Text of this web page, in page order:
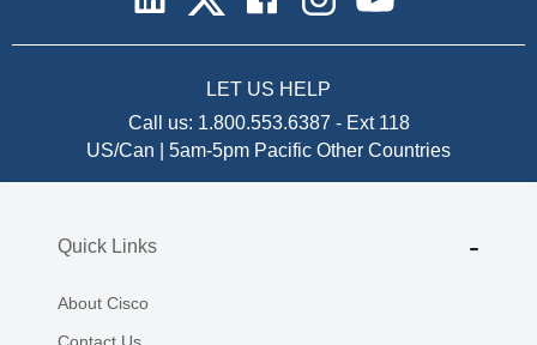
LET US HELP
Call us: 1.800.553.6387 - Ext 118
US/Can | 5am-5pm Pacific Other Countries